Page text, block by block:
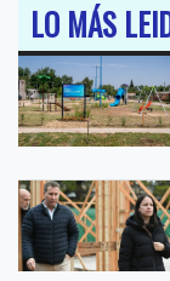
LO MÁS